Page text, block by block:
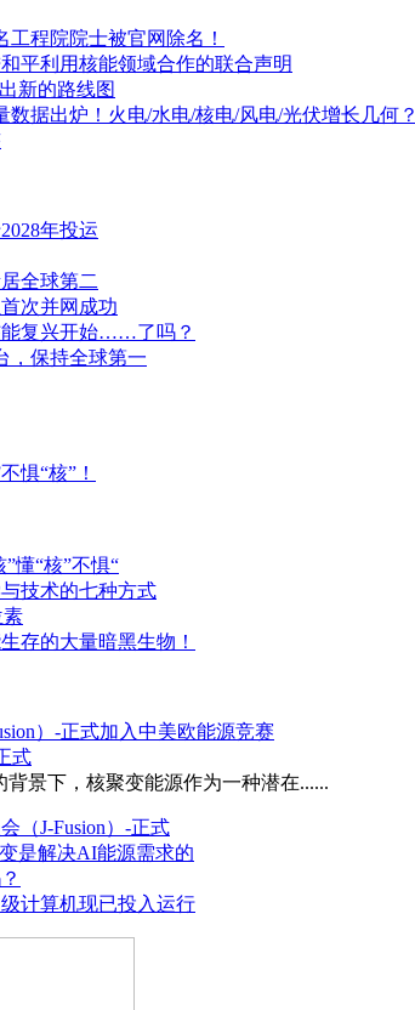
程院院士被官网除名！
平利用核能领域合作的联合声明
新的路线图
数据出炉！火电/水电/核电/风电/光伏增长几何？
年投运
全球第二
次并网成功
能复兴开始……了吗？
，保持全球第一
懂“核”不惧“
技术的七种方式
素
存的大量暗黑生物！
式
景下，核聚变能源作为一种潜在......
（J-Fusion）-正式
是解决AI能源需求的
计算机现已投入运行